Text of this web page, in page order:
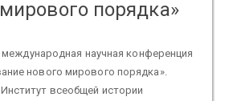
порядка»
научная конференция
нового мирового порядка».
всеобщей истории